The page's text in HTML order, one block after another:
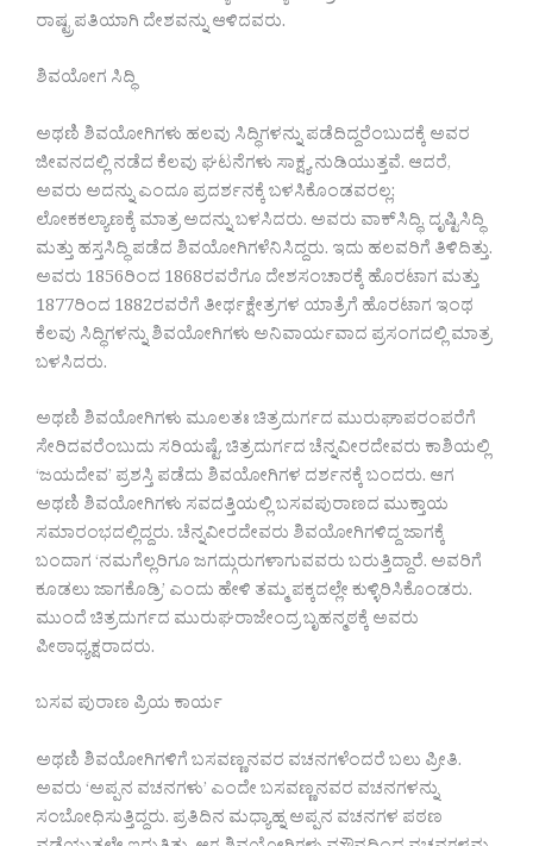
ರಾಷ್ಟ್ರಪತಿಯಾಗಿ ದೇಶವನ್ನು ಆಳಿದವರು.
ಶಿವಯೋಗ ಸಿದ್ಧಿ
ಅಥಣಿ ಶಿವಯೋಗಿಗಳು ಹಲವು ಸಿದ್ಧಿಗಳನ್ನು ಪಡೆದಿದ್ದರೆಂಬುದಕ್ಕೆ ಅವರ
ಜೀವನದಲ್ಲಿ ನಡೆದ ಕೆಲವು ಘಟನೆಗಳು ಸಾಕ್ಷ್ಯ ನುಡಿಯುತ್ತವೆ. ಆದರೆ,
ಅವರು ಅದನ್ನು ಎಂದೂ ಪ್ರದರ್ಶನಕ್ಕೆ ಬಳಸಿಕೊಂಡವರಲ್ಲ;
ಲೋಕಕಲ್ಯಾಣಕ್ಕೆ ಮಾತ್ರ ಅದನ್ನು ಬಳಸಿದರು. ಅವರು ವಾಕ್​ಸಿದ್ಧಿ, ದೃಷ್ಟಿಸಿದ್ಧಿ
ಮತ್ತು ಹಸ್ತಸಿದ್ಧಿ ಪಡೆದ ಶಿವಯೋಗಿಗಳೆನಿಸಿದ್ದರು. ಇದು ಹಲವರಿಗೆ ತಿಳಿದಿತ್ತು.
ಅವರು 1856ರಿಂದ 1868ರವರೆಗೂ ದೇಶಸಂಚಾರಕ್ಕೆ ಹೊರಟಾಗ ಮತ್ತು
1877ರಿಂದ 1882ರವರೆಗೆ ತೀರ್ಥಕ್ಷೇತ್ರಗಳ ಯಾತ್ರೆಗೆ ಹೊರಟಾಗ ಇಂಥ
ಕೆಲವು ಸಿದ್ಧಿಗಳನ್ನು ಶಿವಯೋಗಿಗಳು ಅನಿವಾರ್ಯವಾದ ಪ್ರಸಂಗದಲ್ಲಿ ಮಾತ್ರ
ಬಳಸಿದರು.
ಅಥಣಿ ಶಿವಯೋಗಿಗಳು ಮೂಲತಃ ಚಿತ್ರದುರ್ಗದ ಮುರುಘಾಪರಂಪರೆಗೆ
ಸೇರಿದವರೆಂಬುದು ಸರಿಯಷ್ಟೆ. ಚಿತ್ರದುರ್ಗದ ಚೆನ್ನವೀರದೇವರು ಕಾಶಿಯಲ್ಲಿ
‘ಜಯದೇವ’ ಪ್ರಶಸ್ತಿ ಪಡೆದು ಶಿವಯೋಗಿಗಳ ದರ್ಶನಕ್ಕೆ ಬಂದರು. ಆಗ
ಅಥಣಿ ಶಿವಯೋಗಿಗಳು ಸವದತ್ತಿಯಲ್ಲಿ ಬಸವಪುರಾಣದ ಮುಕ್ತಾಯ
ಸಮಾರಂಭದಲ್ಲಿದ್ದರು. ಚೆನ್ನವೀರದೇವರು ಶಿವಯೋಗಿಗಳಿದ್ದ ಜಾಗಕ್ಕೆ
ಬಂದಾಗ ‘ನಮಗೆಲ್ಲರಿಗೂ ಜಗದ್ಗುರುಗಳಾಗುವವರು ಬರುತ್ತಿದ್ದಾರೆ. ಅವರಿಗೆ
ಕೂಡಲು ಜಾಗಕೊಡ್ರಿ’ ಎಂದು ಹೇಳಿ ತಮ್ಮ ಪಕ್ಕದಲ್ಲೇ ಕುಳ್ಳಿರಿಸಿಕೊಂಡರು.
ಮುಂದೆ ಚಿತ್ರದುರ್ಗದ ಮುರುಘರಾಜೇಂದ್ರ ಬೃಹನ್ಮಠಕ್ಕೆ ಅವರು
ಪೀಠಾಧ್ಯಕ್ಷರಾದರು.
ಬಸವ ಪುರಾಣ ಪ್ರಿಯ ಕಾರ್ಯ
ಅಥಣಿ ಶಿವಯೋಗಿಗಳಿಗೆ ಬಸವಣ್ಣನವರ ವಚನಗಳೆಂದರೆ ಬಲು ಪ್ರೀತಿ.
ಅವರು ‘ಅಪ್ಪನ ವಚನಗಳು’ ಎಂದೇ ಬಸವಣ್ಣನವರ ವಚನಗಳನ್ನು
ಸಂಬೋಧಿಸುತ್ತಿದ್ದರು. ಪ್ರತಿದಿನ ಮಧ್ಯಾಹ್ನ ಅಪ್ಪನ ವಚನಗಳ ಪಠಣ